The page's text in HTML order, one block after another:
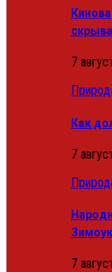
7
Как
7
7